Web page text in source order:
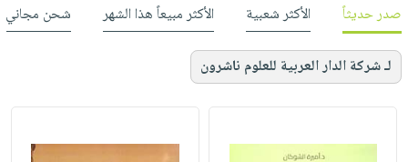
صدر حديثاً الأكثر شعبية الأكثر مبيعاً هذا الشهر شحن مجاني
لـ شركة الدار العربية للعلوم ناشرون